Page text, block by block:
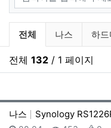
제품정보 분류
전체 나스 하드
전체 132 / 1 페이지
나스
Synology